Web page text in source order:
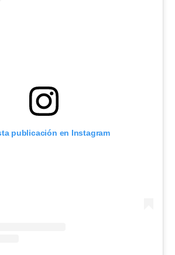
publicación en Instagram